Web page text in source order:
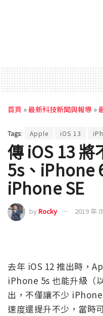
首頁 »最新科技新聞與報導 »
Tags: Apple iOS 13
傳 iOS 13
5s、iPhone
iPhone SE
byRocky 2019 年
去年 iOS 12 推出時，
iPhone 5s 也能升級（
出，不僅讓不少
速度還提升不少，當時